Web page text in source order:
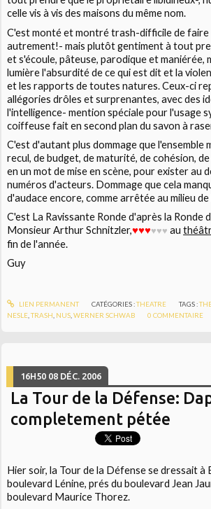
celle vis à vis des maisons du même nom.
C'est monté et montré trash-difficile de faire
autrement!- mais plutôt gentiment à tout
et s'écoule, pâteuse, parodique et maniérée,
lumière l'absurdité de ce qui est dit et la
et les rapports de toutes natures. Ceux-ci
allégories drôles et surprenantes, avec des
l'intelligence- mention spéciale pour l'usage
coiffeuse fait en second plan du savon à
C'est d'autant plus dommage que l'ensemble
recul, de budget, de maturité, de cohésion,
en un mot de mise en scène, pour exister au
numéros d'acteurs. Dommage que cela
d'audace encore, comme arrêtée au milieu
C'est La Ravissante Ronde d'après la Ronde
Monsieur Arthur Schnitzler,♥♥♥♥♥♥ au
fin de l'année.
Guy
LIEN PERMANENT CATÉGORIES :THEATRE TAGS :
NESLE ,TRASH NUS ,WERNER SCHWAB 0 COMMENTAIRE
16H50 08 DÉC. 2006
La Tour de la Défense:
completement pétée
Hier soir, la Tour de la Défensese dressait à
boulevard Lénine, prés du boulevard Jean
boulevard Maurice Thorez.